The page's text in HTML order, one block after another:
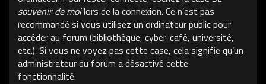
souvenir de moilors de la connexion. Ce n’est pas
recommandé si vous utilisez un ordinateur public pour
accéder au forum (bibliothèque, cyber-café, université,
etc.). Si vous ne voyez pas cette case, cela signifie qu’un
administrateur du forum a désactivé cette
fonctionnalité.